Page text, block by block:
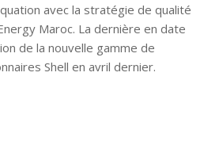
avec la stratégie de qualité
Maroc. La dernière en date
de la nouvelle gamme de
Shell en avril dernier.